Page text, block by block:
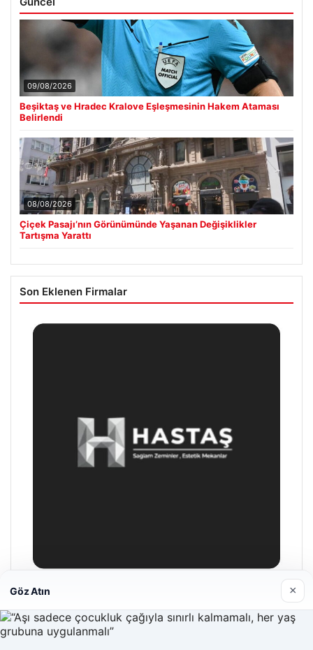
09/08/2026
Beşiktaş ve Hradec Kralove Eşleşmesinin Hakem Ataması
Belirlendi
08/08/2026
Çiçek Pasajı’nın Görünümünde Yaşanan Değişiklikler
Tartışma Yarattı
Son Eklenen Firmalar
Hastaş Beton
26/05/2026
Göz Atın ×